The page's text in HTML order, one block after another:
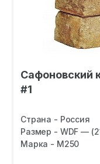
Сафоновский
#1
Страна - Россия
Размер - WDF —
Марка - M250